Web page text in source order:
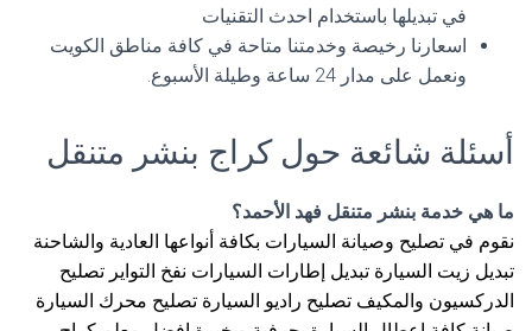
في تبديلها باستخدام احدث التقنيات
اسعارنا رخيصة وخدمتنا متاحة في كافة مناطق الكويت
ونعمل على مدار 24 ساعة وطيلة الأسبوع.
أسئلة شائعة حول كراج بنشر متنقل
ما هي خدمة بنشر متنقل فهد الأحمد؟
نقوم في تصليح وصيانة السيارات بكافة أنواعها العادية والشاحنة
تبديل زيت السيارة تبديل إطارات السيارات نفخ التواير تصليح
الدركسيون والمكيف تصليح راديو السيارة تصليح محرك السيارة